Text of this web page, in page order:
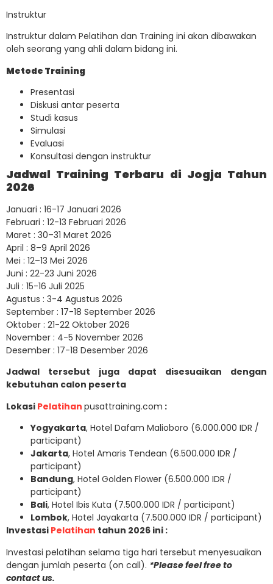
Instruktur
Instruktur dalam Pelatihan dan Training ini akan dibawakan
oleh seorang yang ahli dalam bidang ini.
Metode Training
Presentasi
Diskusi antar peserta
Studi kasus
Simulasi
Evaluasi
Konsultasi dengan instruktur
Jadwal Training Terbaru di Jogja Tahun
2026
Januari : 16-17 Januari 2026
Februari : 12-13 Februari 2026
Maret : 30–31 Maret 2026
April : 8–9 April 2026
Mei : 12–13 Mei 2026
Juni : 22-23 Juni 2026
Juli : 15-16 Juli 2025
Agustus : 3-4 Agustus 2026
September : 17-18 September 2026
Oktober : 21-22 Oktober 2026
November : 4-5 November 2026
Desember : 17-18 Desember 2026
Jadwal tersebut juga dapat disesuaikan dengan
kebutuhan calon peserta
Lokasi Pelatihan pusattraining.com :
Yogyakarta, Hotel Dafam Malioboro (6.000.000 IDR /
participant)
Jakarta, Hotel Amaris Tendean (6.500.000 IDR /
participant)
Bandung, Hotel Golden Flower (6.500.000 IDR /
participant)
Bali, Hotel Ibis Kuta (7.500.000 IDR / participant)
Lombok, Hotel Jayakarta (7.500.000 IDR / participant)
Investasi Pelatihan tahun 2026 ini :
Investasi pelatihan selama tiga hari tersebut menyesuaikan
dengan jumlah peserta (on call). *Please feel free to
contact us.